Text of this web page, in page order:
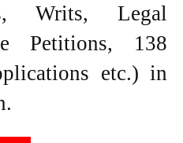
Writs, Legal
Petitions, 138
etc.) in